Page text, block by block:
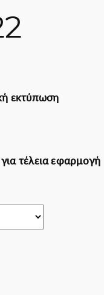
εκτύπωση
τέλεια εφαρμογή